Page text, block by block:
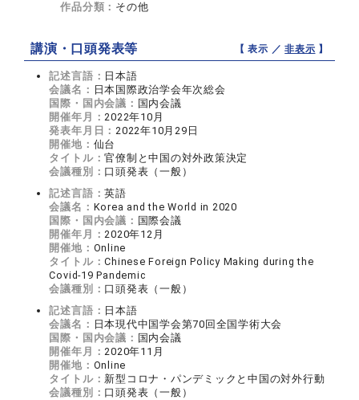
作品分類： その他
講演・口頭発表等 【 表示 ／非表示 】
記述言語： 日本語
会議名： 日本国際政治学会年次総会
国際・国内会議： 国内会議
開催年月：2022年10月
発表年月日：2022年10月29日
開催地： 仙台
タイトル：官僚制と中国の対外政策決定
会議種別： 口頭発表（一般）
記述言語：英語
会議名： Korea and the World in 2020
国際・国内会議： 国際会議
開催年月：2020年12月
開催地： Online
タイトル：Chinese Foreign Policy Making during the
Covid-19 Pandemic
会議種別： 口頭発表（一般）
記述言語： 日本語
会議名： 日本現代中国学会第70回全国学術大会
国際・国内会議： 国内会議
開催年月：2020年11月
開催地： Online
タイトル： 新型コロナ・パンデミックと中国の対外行動
会議種別： 口頭発表（一般）